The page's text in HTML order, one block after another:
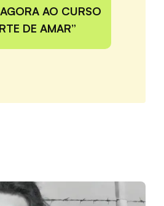
AO CURSO
DE AMAR”